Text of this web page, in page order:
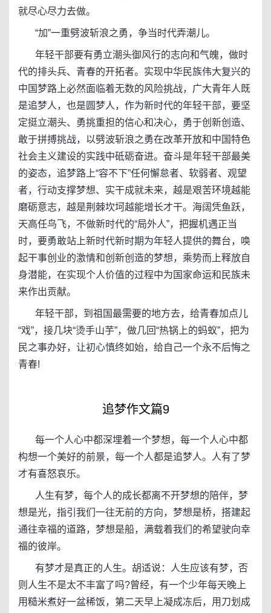
就尽心尽力去做。
“加”一重劈波斩浪之勇，争当时代弄潮儿。
年轻干部要有勇立潮头御风行的志向和气魄，做时
代的排头兵、青春的开拓者。实现中华民族伟大复兴的
中国梦路上必然面临着无数的风险挑战，广大青年人既
是追梦人，也是圆梦人，作为新时代的年轻干部，要坚
定挺立潮头、勇挑重担的信心和决心，勇于创新创造、
敢于拼搏挑战，以劈波斩浪之勇在改革开放和中国特色
社会主义建设的实践中砥砺奋进。奋斗是年轻干部最美
的姿态，追梦路上“容不下”任何懈怠者、软弱者、观望
者，行动支撑梦想、实干成就未来，越是艰苦环境越能
磨砺意志，越是荆棘坎坷越能增长才干。海阔凭鱼跃，
天高任鸟飞，不做新时代的“局外人”，把握机遇正当
时，要勇敢站上新时代新时期为年轻人提供的舞台，唤
起干事创业的激情和创新创造的梦想，乘势而上释放自
身潜能，在实现个人价值的过程中为国家命运和民族未
来作出贡献。
年轻干部，到祖国最需要的地方去，给青春加点儿
“戏”，接几块“烫手山芋”，做几回“热锅上的蚂蚁”，把为
民之事办好，让初心慎终如始，给自己一个永不后悔之
青春!
追梦作文篇9
每一个人心中都深埋着一个梦想，每一个人心中都
构想一个美好的前景，每一个人都是追梦人。人有了梦
才有喜怒哀乐。
人生有梦，每个人的成长都离不开梦想的陪伴，梦
想是光，指引我们一往无前的方向，梦想是桥，搭建起
通往幸福的道路，梦想是船，满载着我们的希望驶向幸
福的彼岸。
有梦才是真正的人生。胡适说：人生应该有梦，否
则人生不是太不丰富了吗?曾经，有一个少年每天晚上
用糙米煮好一盆稀饭，第二天早上凝成冻后，用刀划成